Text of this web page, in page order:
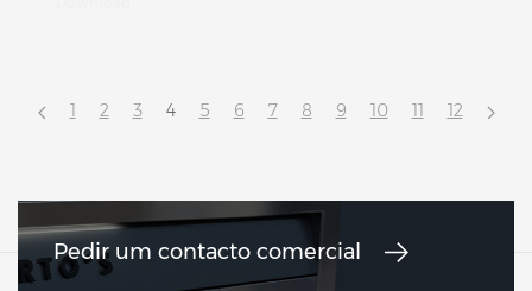
1 2 3 4 5 6 7 8 9 10 11 12
Pedir um contacto comercial